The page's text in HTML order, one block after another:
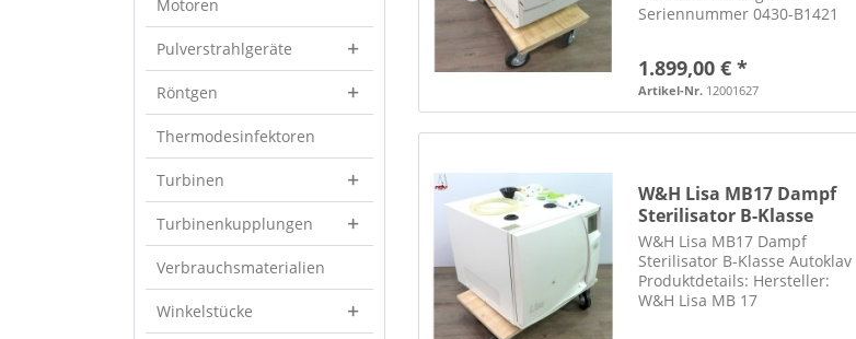
Motoren
Pulverstrahlgeräte
Röntgen
Thermodesinfektoren
Turbinen
Turbinenkupplungen
Verbrauchsmaterialien
Winkelstücke
Seriennummer 0430-B1421
Bedienungsanleitung mit
Melaflash und passender CF-
Speicherkarte inkl. Meladem
37 inkl. 3 Trays 1...
1.899,00 € *
Artikel-Nr. 12001627
W&H Lisa MB17 Dampf
Sterilisator B-Klasse
Autoklav
W&H Lisa MB17 Dampf
Sterilisator B-Klasse Autoklav
Produktdetails: Hersteller:
W&H Lisa MB 17